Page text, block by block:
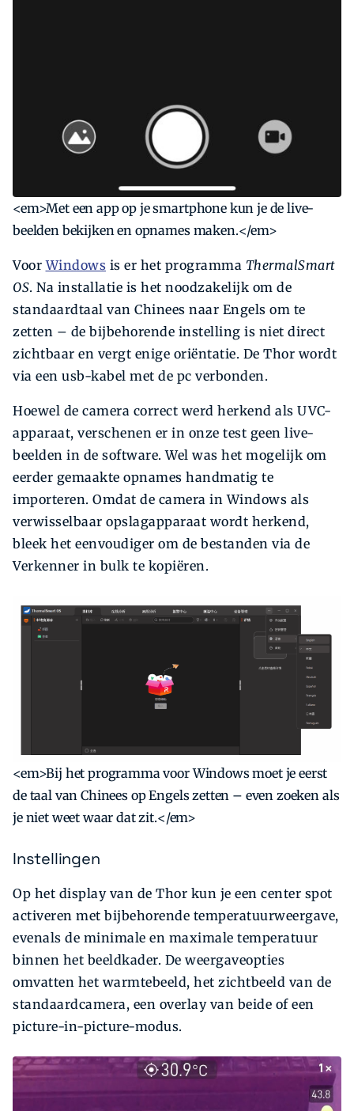
<em>Met een app op je smartphone kun je de live-
beelden bekijken en opnames maken.</em>
VoorWindows is er het programma ThermalSmart
OS. Na installatie is het noodzakelijk om de
standaardtaal van Chinees naar Engels om te
zetten – de bijbehorende instelling is niet direct
zichtbaar en vergt enige oriëntatie. De Thor wordt
via een usb-kabel met de pc verbonden.
Hoewel de camera correct werd herkend als UVC-
apparaat, verschenen er in onze test geen live-
beelden in de software. Wel was het mogelijk om
eerder gemaakte opnames handmatig te
importeren. Omdat de camera in Windows als
verwisselbaar opslagapparaat wordt herkend,
bleek het eenvoudiger om de bestanden via de
Verkenner in bulk te kopiëren.
<em>Bij het programma voor Windows moet je eerst
de taal van Chinees op Engels zetten – even zoeken als
je niet weet waar dat zit.</em>
Instellingen
Op het display van de Thor kun je een center spot
activeren met bijbehorende temperatuurweergave,
evenals de minimale en maximale temperatuur
binnen het beeldkader. De weergaveopties
omvatten het warmtebeeld, het zichtbeeld van de
standaardcamera, een overlay van beide of een
picture-in-picture-modus.